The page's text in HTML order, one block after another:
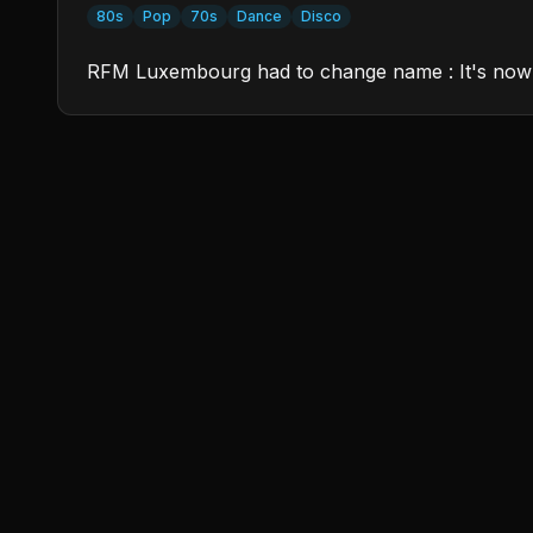
80s Pop 70s Dance Disco
RFM Luxembourg had to change name : It's